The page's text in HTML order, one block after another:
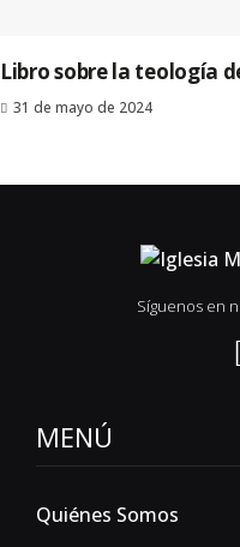
Libro sobre la teología
31 de mayo de 2024
Síguenos en
MENÚ
Quiénes Somos